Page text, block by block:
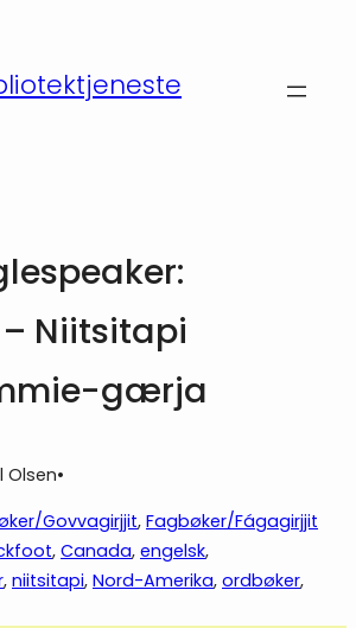
Niitsitapi
gærja
Olsen•
Govvagirjjit, Fagbøker/Fágagirjjit
, Canada, engelsk
, niitsitapi, Nord-Amerika, ordbøker